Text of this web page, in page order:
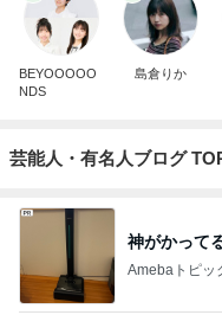
BEYOOOOO
NDS
島倉りか
芸能人・有名人ブログ
神がかって
Amebaトピッ